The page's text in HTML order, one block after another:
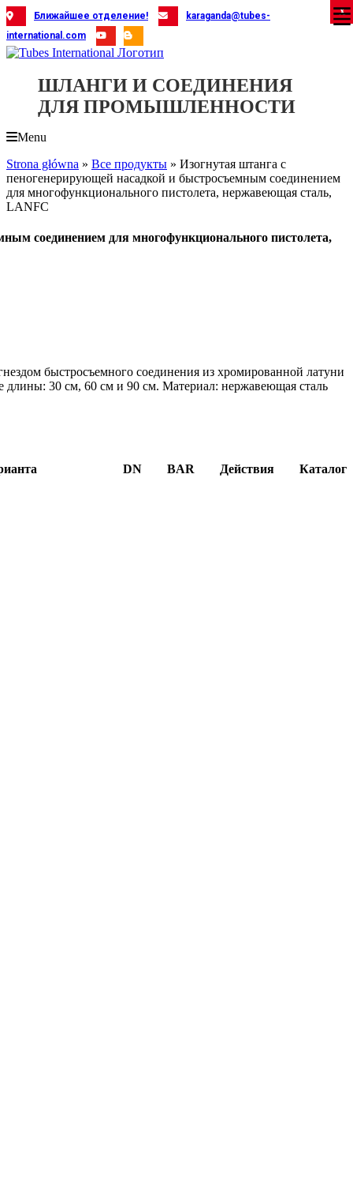
Skip
to
content
Ближайшее отделение!
karaganda@tubes-
international.com
ШЛАНГИ И СОЕДИНЕНИЯ
ДЛЯ ПРОМЫШЛЕННОСТИ
Menu
Strona główna » Все продукты » Изогнутая штанга с
пеногенерирующей насадкой и быстросъемным соединением
для многофункционального пистолета, нержавеющая сталь,
LANFC
соединением для многофункционального пистолета,
быстросъемного соединения из хромированной латуни
30 см, 60 см и 90 см. Материал: нержавеющая сталь
DN BAR Действия Каталог
X
X
X
X
X
X
X
X
X
X
X
X
X
X
X
X
X
X
X